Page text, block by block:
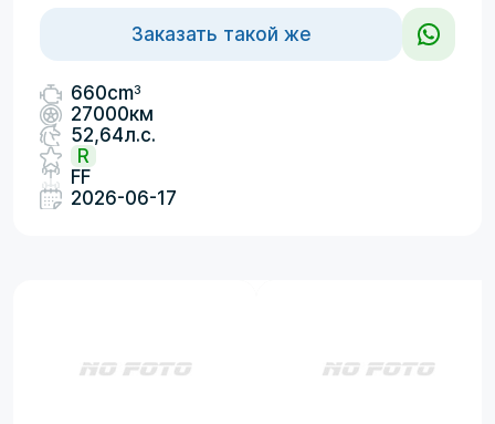
Заказать такой же
660cm3
27000км
52,64л.с.
R
FF
2026-06-17